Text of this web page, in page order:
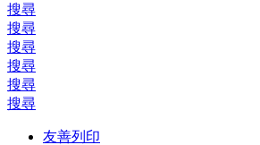
搜尋
搜尋
搜尋
搜尋
搜尋
搜尋
友善列印